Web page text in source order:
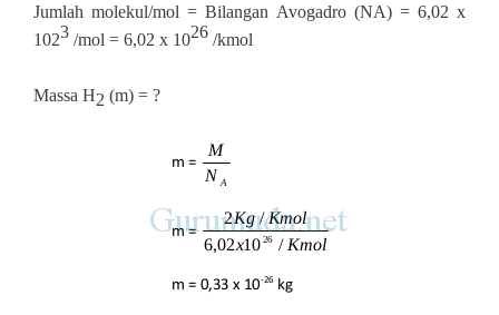
Jumlah molekul/mol = Bilangan Avogadro (NA) = 6,02 x
1023 /mol = 6,02 x 1026 /kmol
Massa H2 (m) = ?